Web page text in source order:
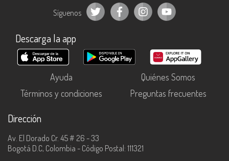
Síguenos
Descarga la app
Ayuda
Quiénes Somos
Términos y condiciones
Preguntas frecuentes
Dirección
Av. El Dorado Cr. 45 # 26 - 33
Bogotá D.C, Colombia - Código Postal: 111321